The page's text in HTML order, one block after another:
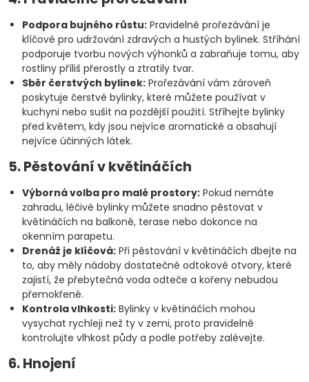
Podpora bujného růstu: Pravidelné prořezávání je
klíčové pro udržování zdravých a hustých bylinek. Stříhání
podporuje tvorbu nových výhonků a zabraňuje tomu, aby
rostliny příliš přerostly a ztratily tvar.
Sběr čerstvých bylinek: Prořezávání vám zároveň
poskytuje čerstvé bylinky, které můžete používat v
kuchyni nebo sušit na pozdější použití. Stříhejte bylinky
před květem, kdy jsou nejvíce aromatické a obsahují
nejvíce účinných látek.
5. Pěstování v květináčích
Výborná volba pro malé prostory: Pokud nemáte
zahradu, léčivé bylinky můžete snadno pěstovat v
květináčích na balkoně, terase nebo dokonce na
okenním parapetu.
Drenáž je klíčová: Při pěstování v květináčích dbejte na
to, aby měly nádoby dostatečné odtokové otvory, které
zajistí, že přebytečná voda odteče a kořeny nebudou
přemokřené.
Kontrola vlhkosti: Bylinky v květináčích mohou
vysychat rychleji než ty v zemi, proto pravidelně
kontrolujte vlhkost půdy a podle potřeby zalévejte.
6. Hnojení